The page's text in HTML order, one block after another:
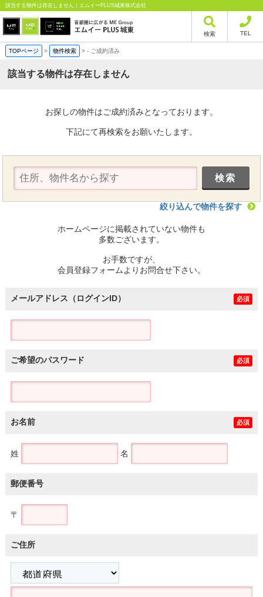
該当する物件は存在しません｜エムイーPLUS城東株式会社
検索 TEL
TOPページ > 物件検索 >- ご成約済み
該当する物件は存在しません
お探しの物件はご成約済みとなっております。
下記にて再検索をお願いたします。
絞り込んで物件を探す
ホームページに掲載されていない物件も
多数ございます。
お手数ですが、
会員登録フォームよりお問合せ下さい。
メールアドレス（ログインID） 必須
ご希望のパスワード 必須
お名前 必須
姓 名
郵便番号
〒
ご住所